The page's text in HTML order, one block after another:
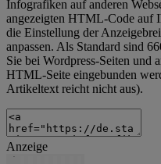
Infografiken auf anderen
angezeigten HTML-Code auf
die Einstellung der
anpassen. Als Standard sind
Sie bei Wordpress-Seiten und
HTML-Seite eingebunden
Artikeltext reicht nicht aus).
Anzeige